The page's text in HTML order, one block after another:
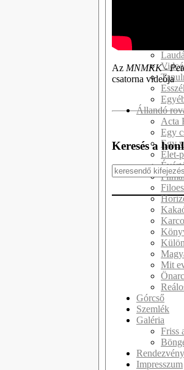
Állandó
Acta
Egy
Egy
Élet-
Mit
Górcső
Szemlék
Galéria
Friss
Impresszum
Az MNMKK -
csatorna videója
Keresés a